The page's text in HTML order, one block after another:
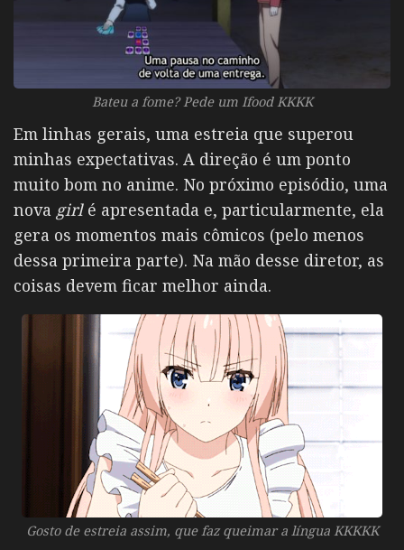
Bateu a fome? Pede um Ifood KKKK
Em linhas gerais, uma estreia que superou
minhas expectativas. A direção é um ponto
muito bom no anime. No próximo episódio, uma
nova girlé apresentada e, particularmente, ela
gera os momentos mais cômicos (pelo menos
dessa primeira parte). Na mão desse diretor, as
coisas devem ficar melhor ainda.
Gosto de estreia assim, que faz queimar a língua KKKKK